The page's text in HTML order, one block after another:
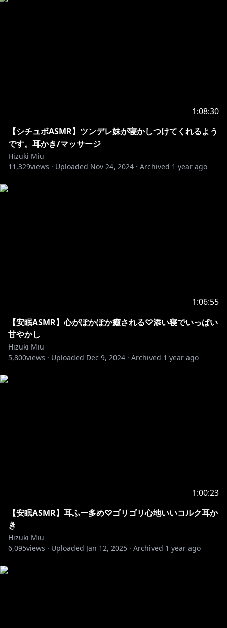
1:08:30
【シチュボASMR】ツンデレ妹が寝かしつけてくれるよう
です。耳かき/マッサージ
Hizuki Miu
11,329views · Uploaded Nov 24, 2024 · Archived 1 year ago
1:06:55
【安眠ASMR】心がぽかぽか癒される♡添い寝でいっぱい
甘やかし
Hizuki Miu
5,800views · Uploaded Dec 9, 2024 · Archived 1 year ago
1:00:23
【安眠ASMR】耳ふー多め♡ゴリゴリ心地いいコルク耳か
き
Hizuki Miu
6,095views · Uploaded Jan 12, 2025 · Archived 1 year ago